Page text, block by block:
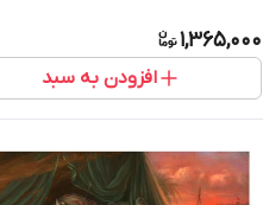
1,365,000
افزودن به سبد